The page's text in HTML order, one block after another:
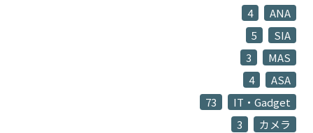
ANA
4
SIA
5
MAS
3
ASA
4
IT・Gadget
73
カメラ
3